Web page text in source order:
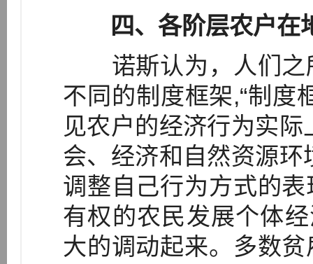
四、各阶层农户在
诺斯认为，人们之
不同的制度框架,“制度
见农户的经济行为实
会、经济和自然资源
调整自己行为方式的
有权的农民发展个体
大的调动起来。多数